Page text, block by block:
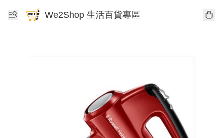
We2Shop 生活百貨專區